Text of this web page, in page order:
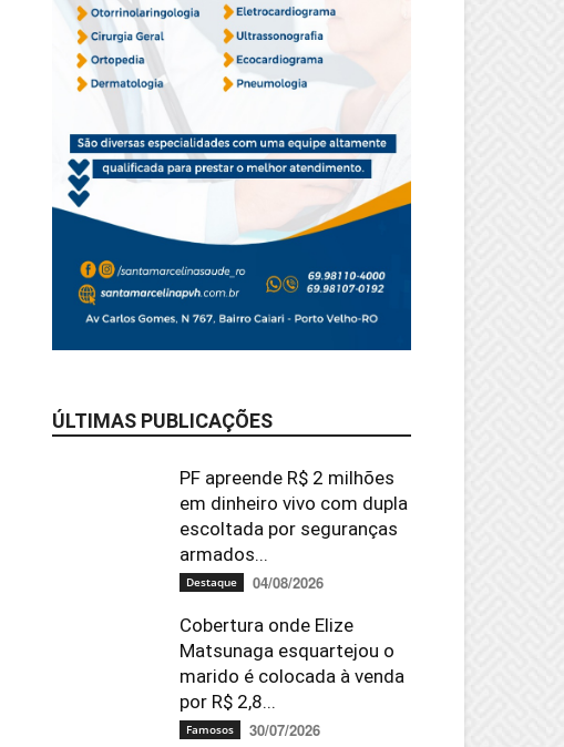
ÚLTIMAS PUBLICAÇÕES
PF apreende R$ 2 milhões
em dinheiro vivo com dupla
escoltada por seguranças
armados...
Destaque 04/08/2026
Cobertura onde Elize
Matsunaga esquartejou o
marido é colocada à venda
por R$ 2,8...
Famosos 30/07/2026